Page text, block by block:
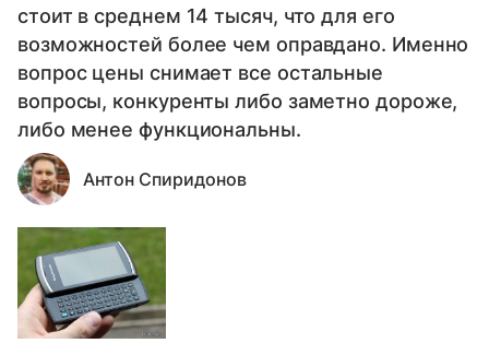
стоит в среднем 14 тысяч, что для его
возможностей более чем оправдано. Именно
вопрос цены снимает все остальные
вопросы, конкуренты либо заметно дороже,
либо менее функциональны.
Антон Спиридонов